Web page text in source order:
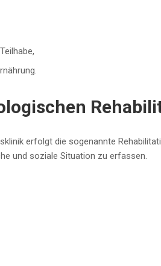
erfolgt die sogenannte
und soziale Situation zu erfassen.